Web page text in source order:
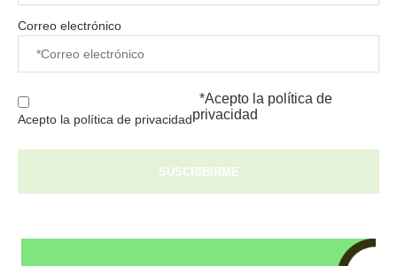
Correo electrónico
Acepto la política de privacidad
*Acepto la política de
privacidad